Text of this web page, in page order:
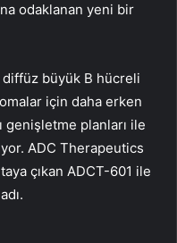
odaklanan yeni bir
diffüz büyük B hücreli
için daha erken
genişletme planları ile
ADC Therapeutics
çıkan ADCT-601 ile